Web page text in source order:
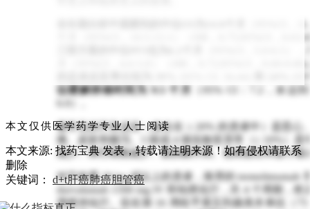
位缓解持续时间为 9.5 个月
（95% CI：7.2，未达
最常见的不良反应（发生在 ≥ 20% 的患者中）是恶心
痛、皮疹和腹泻。3 级或 4 级实验室异常（≥ 10%）
减少、淋巴细胞减少、脂肪酶升高、低钠血症和血小板
对于体重 30 kg 或以上的患者，推荐的 tremelimumab
durvalumab 1500 mg IV 和铂类化疗，共 4 个周期，然
周维持化疗。应在第 16 周给予第五剂曲美木单抗（
本文仅供医学药学专业人士阅读
本文来源: 找药宝典发表，转载请注明来源！如有侵权请联系
删除
关键词：
d+t肝癌肺癌胆管癌